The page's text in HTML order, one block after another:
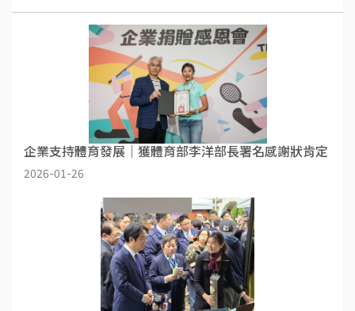
企業支持體育發展｜獲體育部李洋部長署名感謝狀肯定
2026-01-26